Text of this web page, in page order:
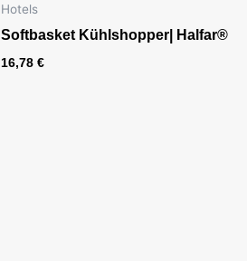
Hotels
Softbasket Kühlshopper| Halfar®
16,78 €